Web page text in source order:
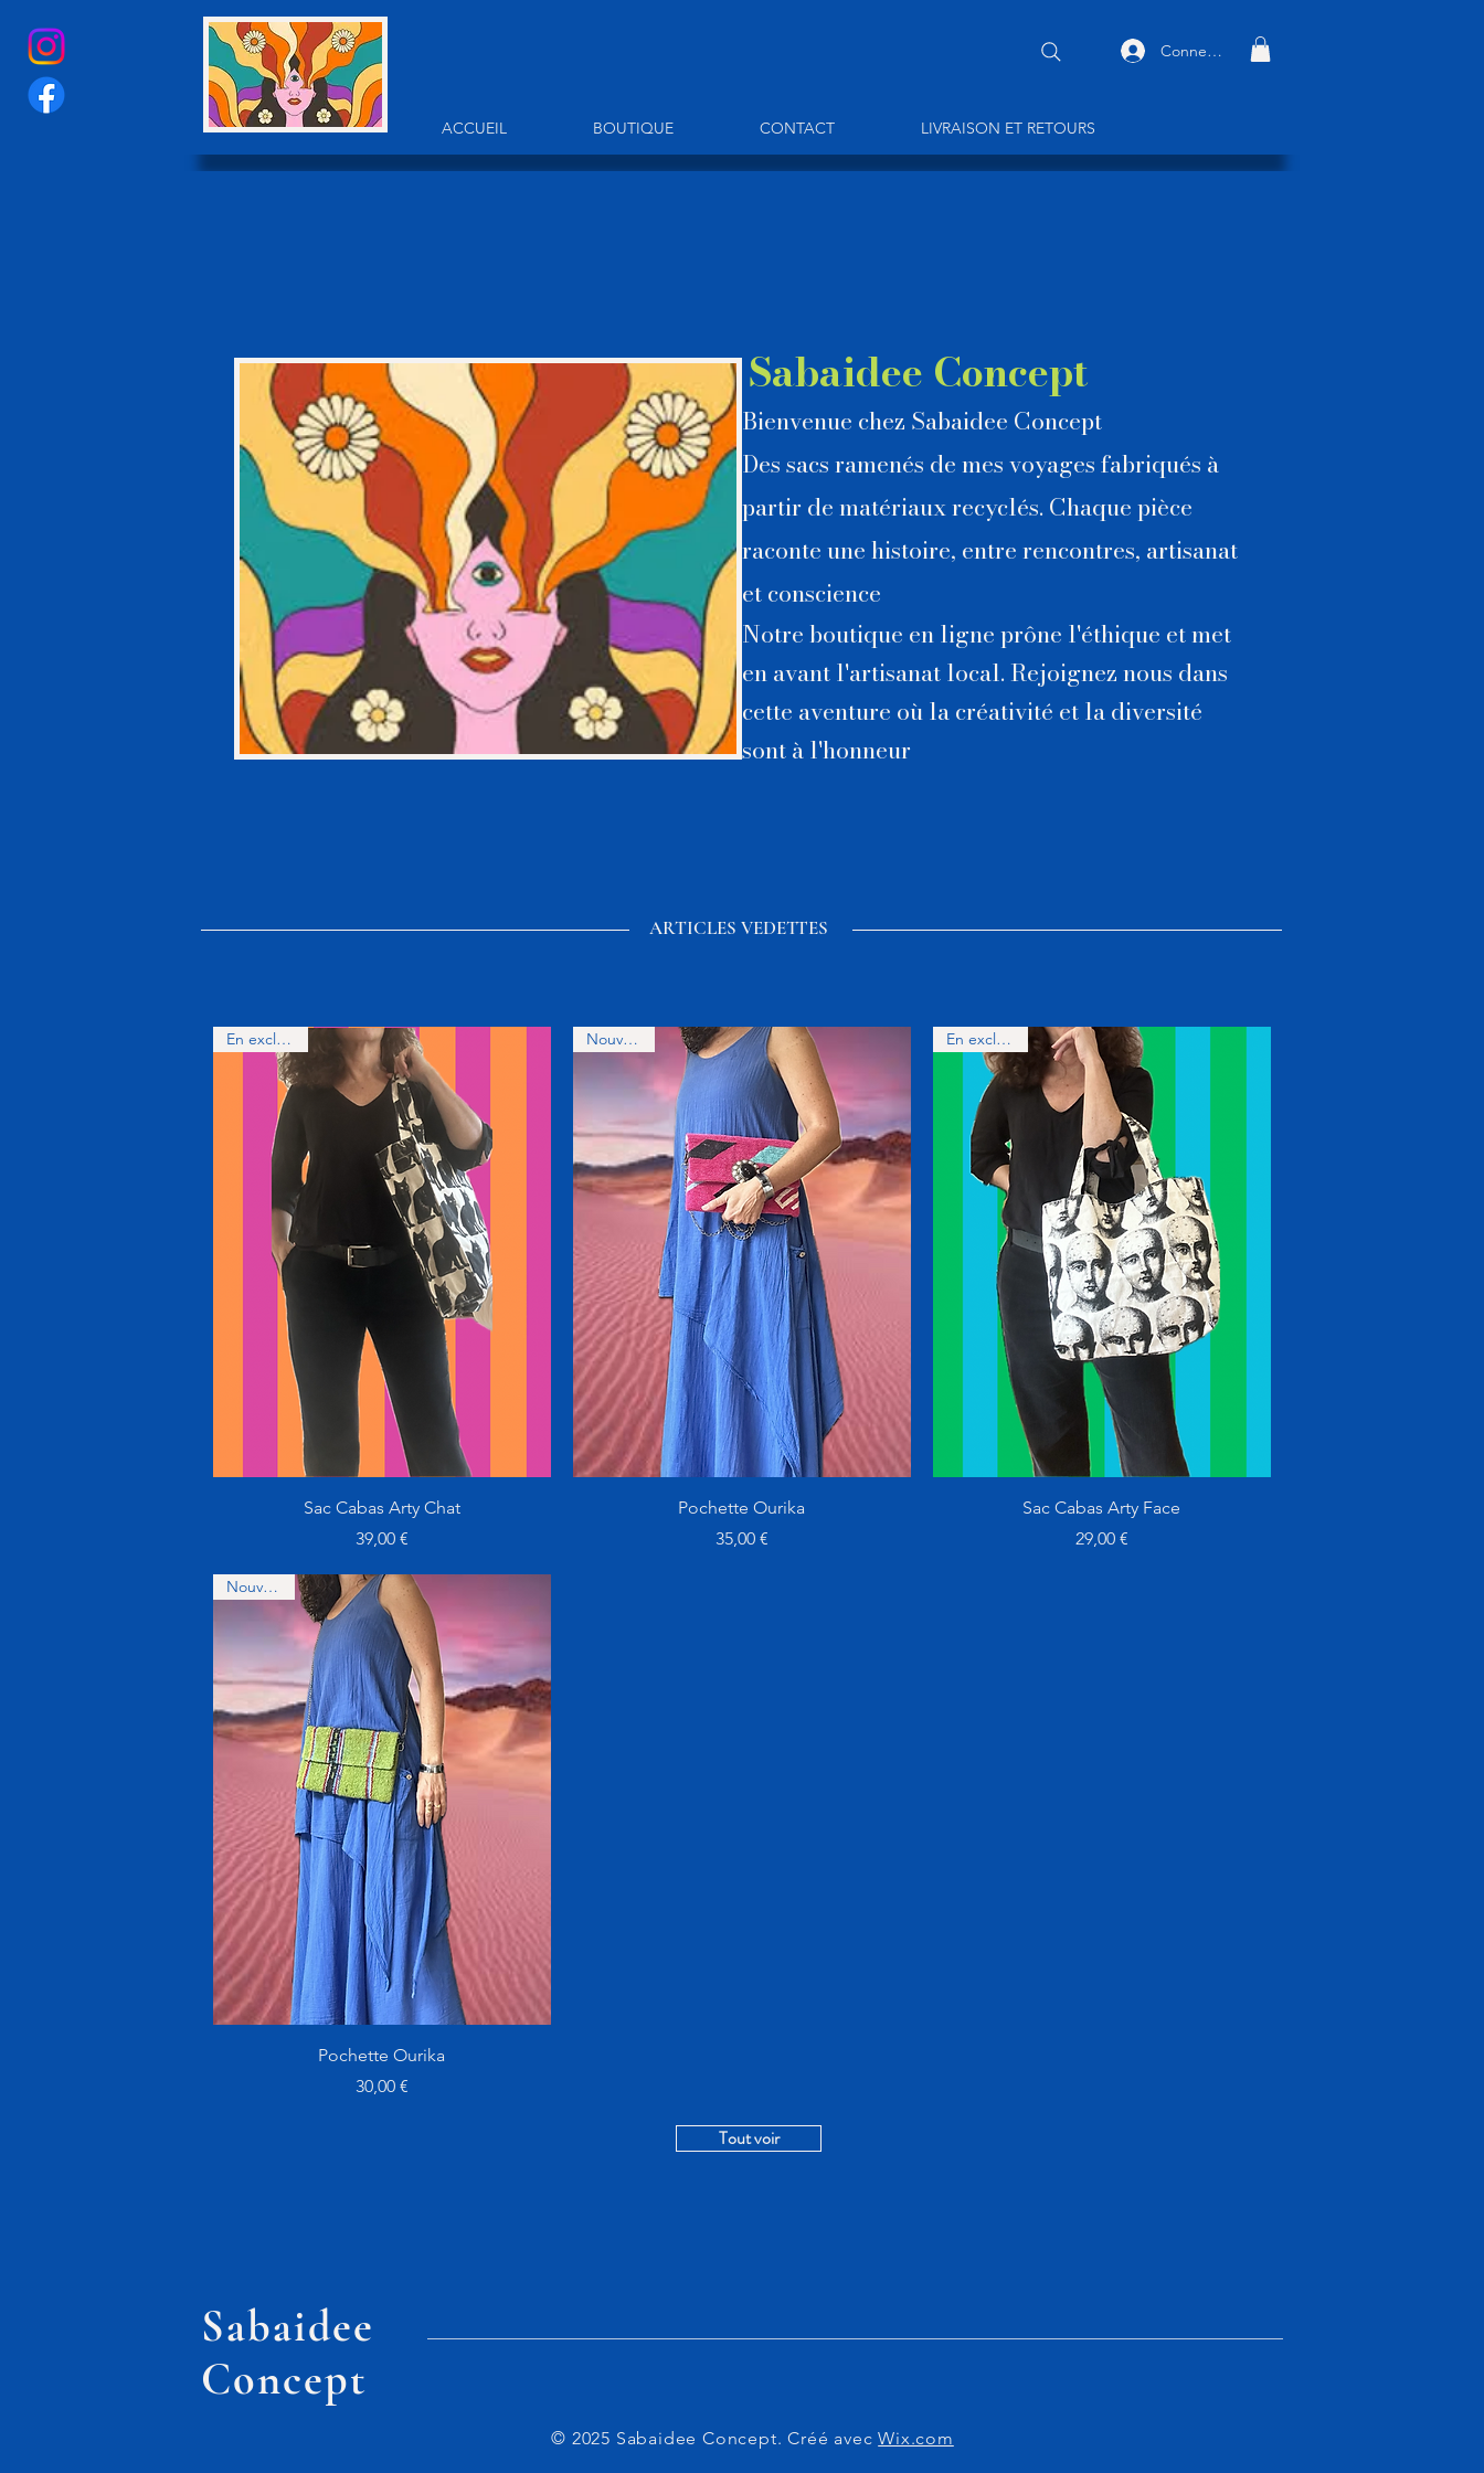
Connexion
ACCUEIL BOUTIQUE CONTACT LIVRAISON ET RETOURS
Sabaidee Concept
Bienvenue chez Sabaidee Concept
Des sacs ramenés de mes voyages fabriqués à
partir de matériaux recyclés. Chaque pièce
raconte une histoire, entre rencontres, artisanat
et conscience
Notreboutique en ligne prône l'éthique et met
en avant l'artisanat local. Rejoignez nous dans
cette aventure où la créativité et la diversité
sont à l'honneur
ARTICLES VEDETTES
Aperçu rapide
En exclusivité
Sac Cabas Arty Chat
Prix
39,00 €
Aperçu rapide
Nouveauté
Pochette Ourika
Prix
35,00 €
Aperçu rapide
En exclusivité
Sac Cabas Arty Face
Prix
29,00 €
Aperçu rapide
Nouveauté
Pochette Ourika
Prix
30,00 €
Tout voir
Sabaidee
Concept
© 2025 Sabaidee Concept. Créé avecWix.com